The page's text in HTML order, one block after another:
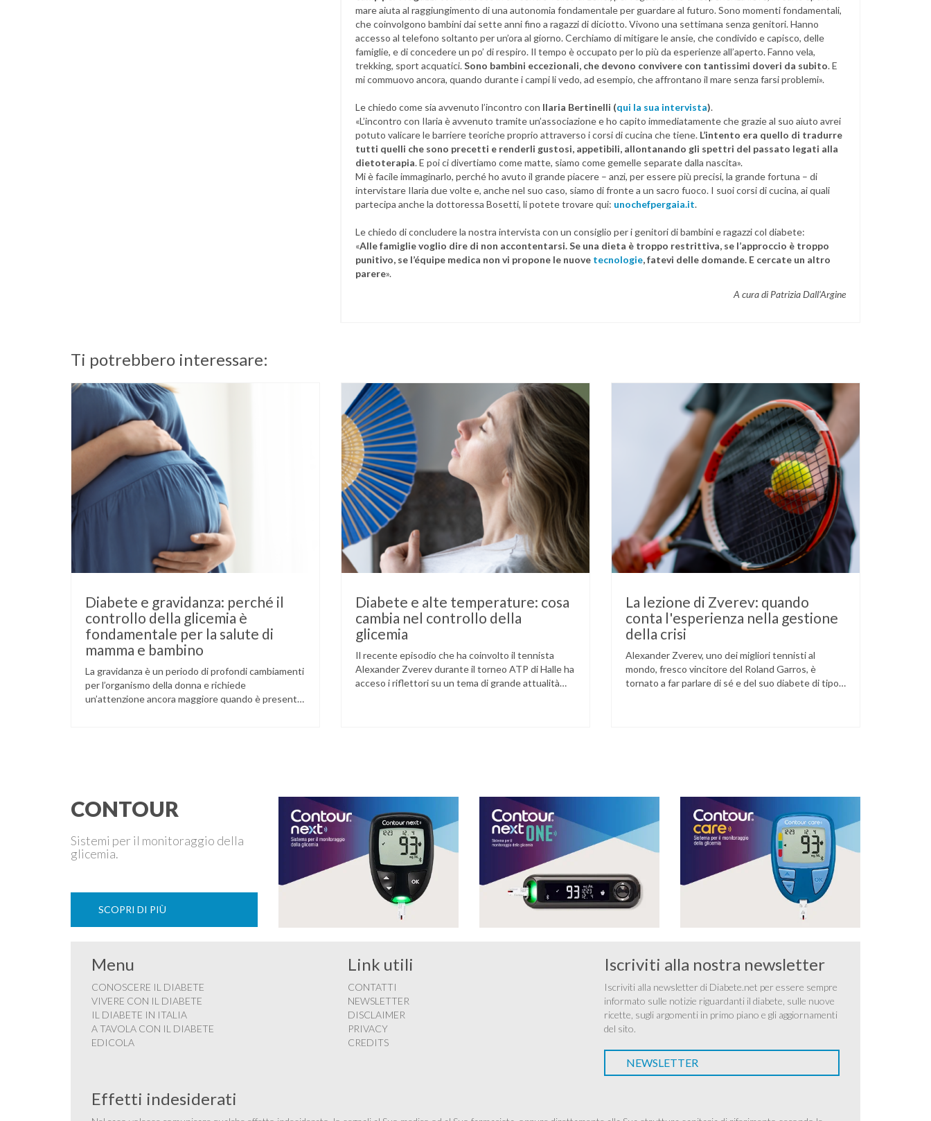
mare aiuta al raggiungimento di una autonomia fondamentale per guardare al futuro. Sono momenti fondamentali,
che coinvolgono bambini dai sette anni fino a ragazzi di diciotto. Vivono una settimana senza genitori. Hanno
accesso al telefono soltanto per un’ora al giorno. Cerchiamo di mitigare le ansie, che condivido e capisco, delle
famiglie, e di concedere un po’ di respiro. Il tempo è occupato per lo più da esperienze all’aperto. Fanno vela,
trekking, sport acquatici.Sono bambini eccezionali, che devono convivere con tantissimi doveri da subito. E
mi commuovo ancora, quando durante i campi li vedo, ad esempio, che affrontano il mare senza farsi problemi».
Le chiedo come sia avvenuto l’incontro con Ilaria Bertinelli (qui la sua intervista).
«L’incontro con Ilaria è avvenuto tramite un’associazione e ho capito immediatamente che grazie al suo aiuto avrei
potuto valicare le barriere teoriche proprio attraverso i corsi di cucina che tiene. L’intento era quello di tradurre
tutti quelli che sono precetti e renderli gustosi, appetibili, allontanando gli spettri del passato legati alla
dietoterapia. E poi ci divertiamo come matte, siamo come gemelle separate dalla nascita».
Mi è facile immaginarlo, perché ho avuto il grande piacere – anzi, per essere più precisi, la grande fortuna – di
intervistare Ilaria due volte e, anche nel suo caso, siamo di fronte a un sacro fuoco. I suoi corsi di cucina, ai quali
partecipa anche la dottoressa Bosetti, li potete trovare qui: unochefpergaia.it.
Le chiedo di concludere la nostra intervista con un consiglio per i genitori di bambini e ragazzi col diabete:
«Alle famiglie voglio dire di non accontentarsi. Se una dieta è troppo restrittiva, se l’approccio è troppo
punitivo, se l’équipe medica non vi propone le nuove tecnologie, fatevi delle domande. E cercate un altro
parere».
A cura di Patrizia Dall’Argine
Ti potrebbero interessare:
Diabete e gravidanza: perché il
controllo della glicemia è
fondamentale per la salute di
mamma e bambino
La gravidanza è un periodo di profondi cambiamenti
per l’organismo della donna e richiede
un’attenzione ancora maggiore quando è presente
Diabete e alte temperature: cosa
cambia nel controllo della
glicemia
Il recente episodio che ha coinvolto il tennista
Alexander Zverev durante il torneo ATP di Halle ha
acceso i riflettori su un tema di grande attualità
La lezione di Zverev: quando
conta l'esperienza nella gestione
della crisi
Alexander Zverev, uno dei migliori tennisti al
mondo, fresco vincitore del Roland Garros, è
tornato a far parlare di sé e del suo diabete di tipo
CONTOUR
Sistemi per il monitoraggio della
glicemia.
SCOPRI DI PIÙ
Menu
CONOSCERE IL DIABETE
VIVERE CON IL DIABETE
IL DIABETE IN ITALIA
A TAVOLA CON IL DIABETE
EDICOLA
Link utili
CONTATTI
NEWSLETTER
DISCLAIMER
PRIVACY
CREDITS
Iscriviti alla nostra newsletter
Iscriviti alla newsletter di Diabete.net per essere sempre
informato sulle notizie riguardanti il diabete, sulle nuove
ricette, sugli argomenti in primo piano e gli aggiornamenti
del sito.
NEWSLETTER
Effetti indesiderati